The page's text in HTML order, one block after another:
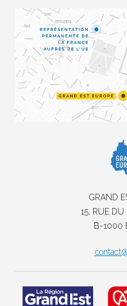
GRAND
15, RUE
B-1000